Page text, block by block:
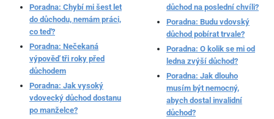
Poradna: Chybí mi šest let
do důchodu, nemám práci,
co teď?
Poradna: Nečekaná
výpověď tři roky před
důchodem
Poradna: Jak vysoký
vdovecký důchod dostanu
po manželce?
důchod na poslední chvíli?
Poradna: Budu vdovský
důchod pobírat trvale?
Poradna: O kolik se mi od
ledna zvýší důchod?
Poradna: Jak dlouho
musím být nemocný,
abych dostal invalidní
důchod?